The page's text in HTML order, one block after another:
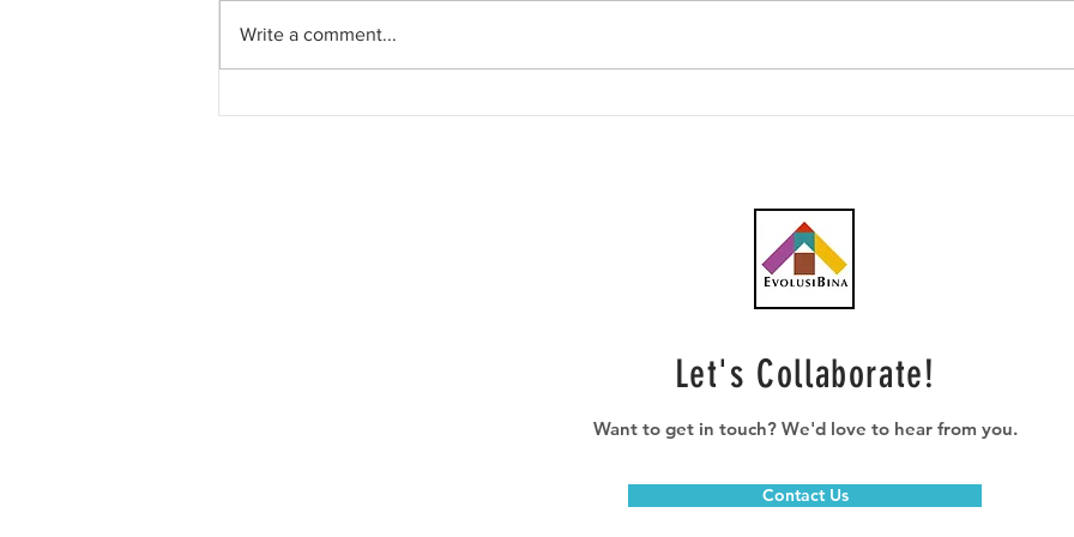
Write a comment...
Let's Collaborate!
Want to get in touch? We'd love to hear from you.
Contact Us